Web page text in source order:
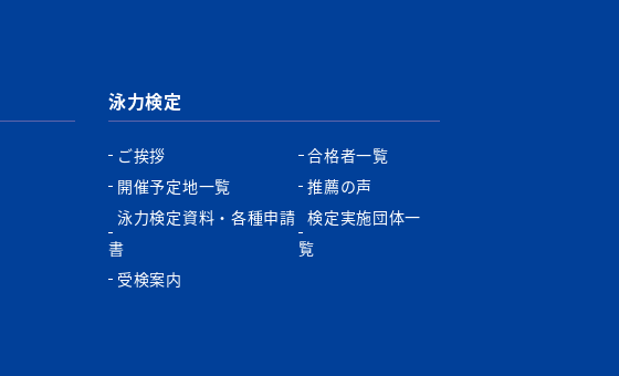
泳力検定
ご挨拶
開催予定地一覧
泳力検定資料・各種申請
書
受検案内
合格者一覧
推薦の声
検定実施団体一
覧